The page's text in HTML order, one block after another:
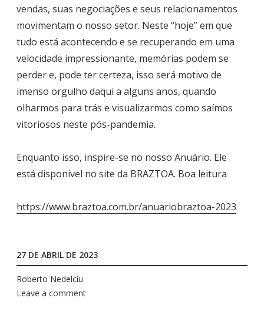
vendas, suas negociações e seus relacionamentos
movimentam o nosso setor. Neste “hoje” em que
tudo está acontecendo e se recuperando em uma
velocidade impressionante, memórias podem se
perder e, pode ter certeza, isso será motivo de
imenso orgulho daqui a alguns anos, quando
olharmos para trás e visualizarmos como saímos
vitoriosos neste pós-pandemia.
Enquanto isso, inspire-se no nosso Anuário. Ele
está disponível no site da BRAZTOA. Boa leitura
https://www.braztoa.com.br/anuariobraztoa-2023
27 DE ABRIL DE 2023
Roberto Nedelciu
Leave a comment